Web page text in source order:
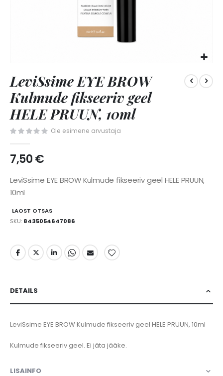
to
the
beginning
of
the
images
LeviSsime EYE BROW
Kulmude fikseeriv geel
HELE PRUUN, 10ml
Ole esimene arvustaja
7,50 €
LeviSsime EYE BROW Kulmude fikseeriv geel HELE PRUUN,
10ml
LAOST OTSAS
SKU 8435054647086
DETAILS
LeviSsime EYE BROW Kulmude fikseeriv geel HELE PRUUN, 10ml
Kulmude fikseeriv geel. Ei jäta jääke.
LISAINFO